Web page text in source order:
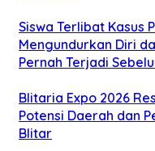
Siswa Terlibat Kasus
Mengundurkan Diri
Pernah Terjadi
Blitaria Expo 2026
Potensi Daerah dan
Blitar